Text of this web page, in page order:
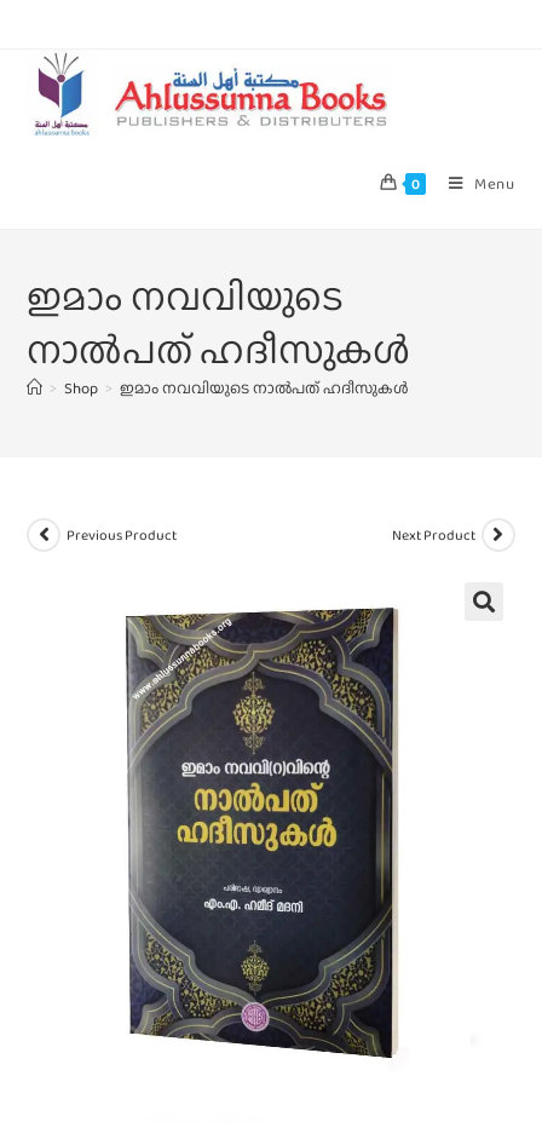
0 Menu
ഇമാം നവവിയുടെ
നാല്‍പത്‌ ഹദീസുകള്‍
> Shop > ഇമാം നവവിയുടെ നാല്‍പത്‌ ഹദീസുകള്‍
Previous Product Next Product